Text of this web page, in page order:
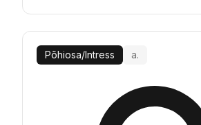
Põhiosa/Intress a.